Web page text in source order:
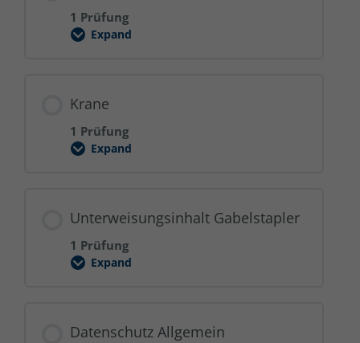
1 Prüfung
Expand
Ergonomisches
Krane
1 Prüfung
Expand
Krane
Unterweisungsinhalt Gabelstapler
1 Prüfung
Expand
Unterweisungsinhalt
Datenschutz Allgemein